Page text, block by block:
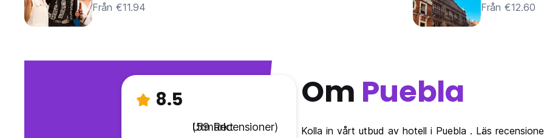
Från €11.94
Från €12.60
8.5
Utmärkt
(59 Recensioner)
Om Puebla
Kolla in vårt utbud av hotell i Puebla . Läs